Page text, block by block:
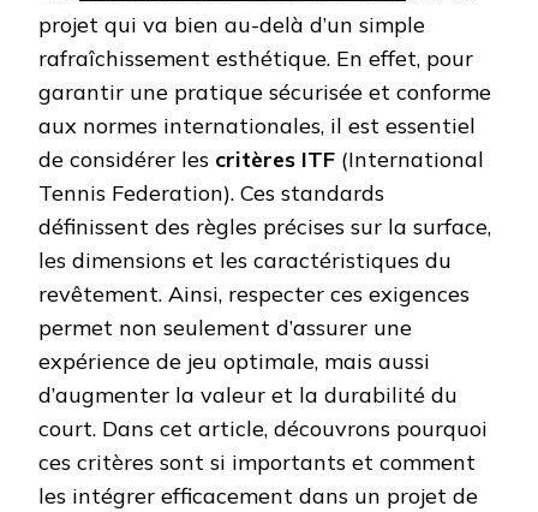
projet qui va bien au-delà d’un simple
rafraîchissement esthétique. En effet, pour
garantir une pratique sécurisée et conforme
aux normes internationales, il est essentiel
de considérer les critères ITF (International
Tennis Federation). Ces standards
définissent des règles précises sur la surface,
les dimensions et les caractéristiques du
revêtement. Ainsi, respecter ces exigences
permet non seulement d’assurer une
expérience de jeu optimale, mais aussi
d’augmenter la valeur et la durabilité du
court. Dans cet article, découvrons pourquoi
ces critères sont si importants et comment
les intégrer efficacement dans un projet de